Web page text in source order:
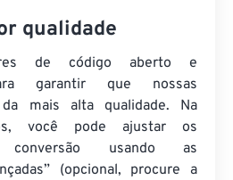
qualidade
de código aberto e
garantir que nossas
mais alta qualidade. Na
você pode ajustar os
usando as
(opcional, procure a